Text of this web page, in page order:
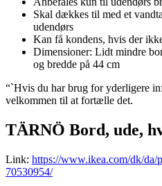
Skal dækkes til med et
udendørs
Kan få kondens, hvis der
Dimensioner: Lidt mindre
og bredde på 44 cm
“`Hvis du har brug for yderligere
velkommen til at fortælle det.
TÄRNÖ Bord, ude,
Link: https://www.ikea.com/dk/da/
70530954/